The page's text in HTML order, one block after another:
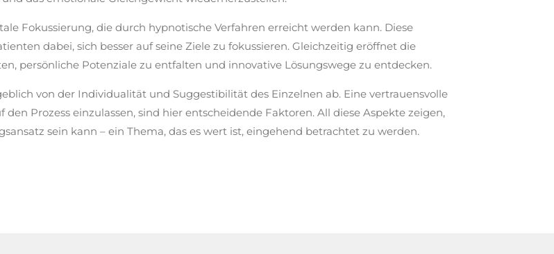
Fokussierung, die durch hypnotische Verfahren erreicht werden kann. Diese
dabei, sich besser auf seine Ziele zu fokussieren. Gleichzeitig eröffnet die
persönliche Potenziale zu entfalten und innovative Lösungswege zu entdecken.
von der Individualität und Suggestibilität des Einzelnen ab. Eine vertrauensvolle
Prozess einzulassen, sind hier entscheidende Faktoren. All diese Aspekte zeigen,
sein kann – ein Thema, das es wert ist, eingehend betrachtet zu werden.